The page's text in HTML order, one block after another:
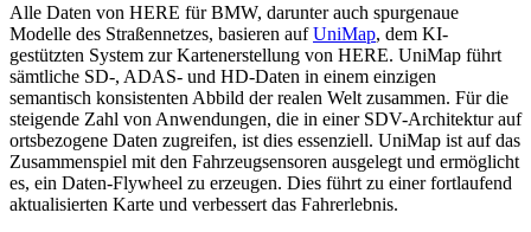
Alle Daten von HERE für BMW, darunter auch spurgenaue
Modelle des Straßennetzes, basieren aufUniMap, dem KI-
gestützten System zur Kartenerstellung von HERE. UniMap führt
sämtliche SD-, ADAS- und HD-Daten in einem einzigen
semantisch konsistenten Abbild der realen Welt zusammen. Für die
steigende Zahl von Anwendungen, die in einer SDV-Architektur auf
ortsbezogene Daten zugreifen, ist dies essenziell. UniMap ist auf das
Zusammenspiel mit den Fahrzeugsensoren ausgelegt und ermöglicht
es, ein Daten-Flywheel zu erzeugen. Dies führt zu einer fortlaufend
aktualisierten Karte und verbessert das Fahrerlebnis.